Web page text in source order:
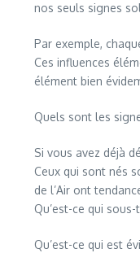
nos seuls signes
Par exemple,
Ces influences
élément bien
Quels sont les
Si vous avez déjà
Ceux qui sont nés
de l’Air ont
Qu’est-ce qui
Qu’est-ce qui est